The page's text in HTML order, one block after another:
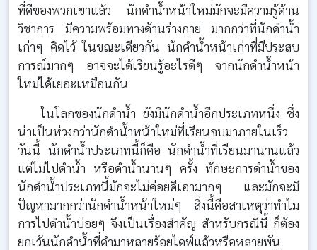
ที่ดีของพวกเขาแล้ว นักดำน้ำหน้าใหม่มักจะมีความรู้ด้าน
วิชาการ มีความพร้อมทางด้านร่างกาย มากกว่าที่นักดำน้ำ
เก่าๆ คิดไว้ ในขณะเดียวกัน นักดำน้ำหน้าเก่าที่มีประสบ
การณ์มากๆ อาจจะได้เรียนรู้อะไรดีๆ จากนักดำน้ำหน้า
ใหม่ได้เยอะเหมือนกัน
ในโลกของนักดำน้ำ ยังมีนักดำน้ำอีกประเภทหนึ่ง ซึ่ง
น่าเป็นห่วงกว่านักดำน้ำหน้าใหม่ที่เรียนจบมาภายในเร็ว
วันนี้ นักดำน้ำประเภทนี้ก็คือ นักดำน้ำที่เรียนมานานแล้ว
แต่ไม่ไปดำน้ำ หรือดำน้ำนานๆ ครั้ง ทักษะการดำน้ำของ
นักดำน้ำประเภทนี้มักจะไม่ค่อยดีเอามากๆ และมักจะมี
ปัญหามากกว่านักดำน้ำหน้าใหม่ๆ สิ่งนี้คือสาเหตุว่าทำไม
การไปดำน้ำบ่อยๆ จึงเป็นเรื่องสำคัญ สำหรับกรณีนี้ ก็ต้อง
ยกเว้นนักดำน้ำที่ดำมาหลายร้อยไดฟ์แล้วหรือหลายพัน